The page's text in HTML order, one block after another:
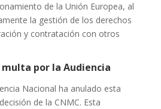
de la Unión Europea, al
la gestión de los derechos
y contratación con otros
multa por la Audiencia
Nacional ha anulado esta
de la CNMC. Esta